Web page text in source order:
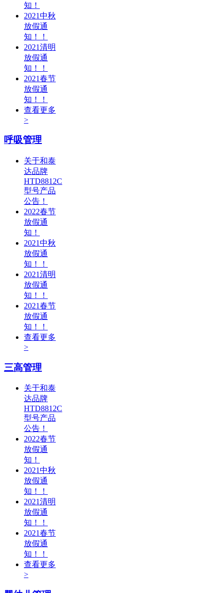
知！
2021中秋
放假通
知！！
2021清明
放假通
知！！
2021春节
放假通
知！！
查看更多
>
呼吸管理
关于和泰
达品牌
HTD8812C
型号产品
公告！
2022春节
放假通
知！
2021中秋
放假通
知！！
2021清明
放假通
知！！
2021春节
放假通
知！！
查看更多
>
三高管理
关于和泰
达品牌
HTD8812C
型号产品
公告！
2022春节
放假通
知！
2021中秋
放假通
知！！
2021清明
放假通
知！！
2021春节
放假通
知！！
查看更多
>